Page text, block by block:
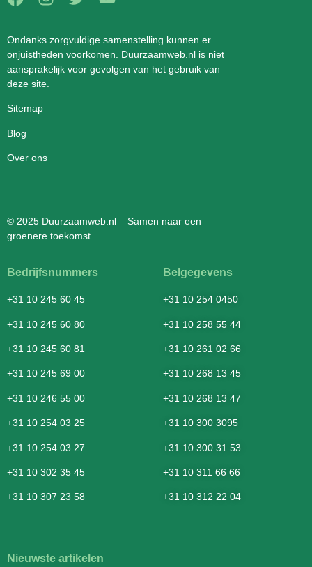
Ondanks zorgvuldige samenstelling kunnen er
onjuistheden voorkomen. Duurzaamweb.nl is niet
aansprakelijk voor gevolgen van het gebruik van
deze site.
Sitemap
Blog
Over ons
© 2025 Duurzaamweb.nl – Samen naar een
groenere toekomst
Bedrijfsnummers
+31 10 245 60 45
+31 10 245 60 80
+31 10 245 60 81
+31 10 245 69 00
+31 10 246 55 00
+31 10 254 03 25
+31 10 254 03 27
+31 10 302 35 45
+31 10 307 23 58
Belgegevens
+31 10 254 0450
+31 10 258 55 44
+31 10 261 02 66
+31 10 268 13 45
+31 10 268 13 47
+31 10 300 3095
+31 10 300 31 53
+31 10 311 66 66
+31 10 312 22 04
Nieuwste artikelen